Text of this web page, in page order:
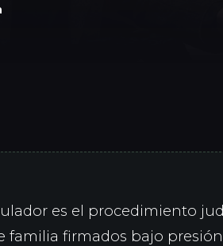
es el procedimiento
familia firmados bajo